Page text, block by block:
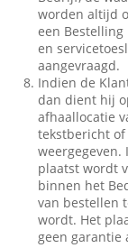
worden altijd
een
en
aangevraagd.
Indien de
dan dient hij
afhaallocatie
tekstbericht of
weergegeven.
plaatst wordt
binnen het
van bestellen
wordt. Het
geen garantie